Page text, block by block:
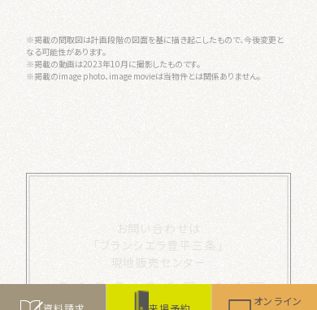
オンライン
※掲載の間取図は計画段階の図面を基に描き起こしたもので、今後変更と
なる可能性があります。
※掲載の動画は2023年10月に撮影したものです。
※掲載のimage photo、image movieは当物件とは関係ありません。
お問い合わせは
「ブランシエラ豊平三条」
現地販売センター
0120-065-117